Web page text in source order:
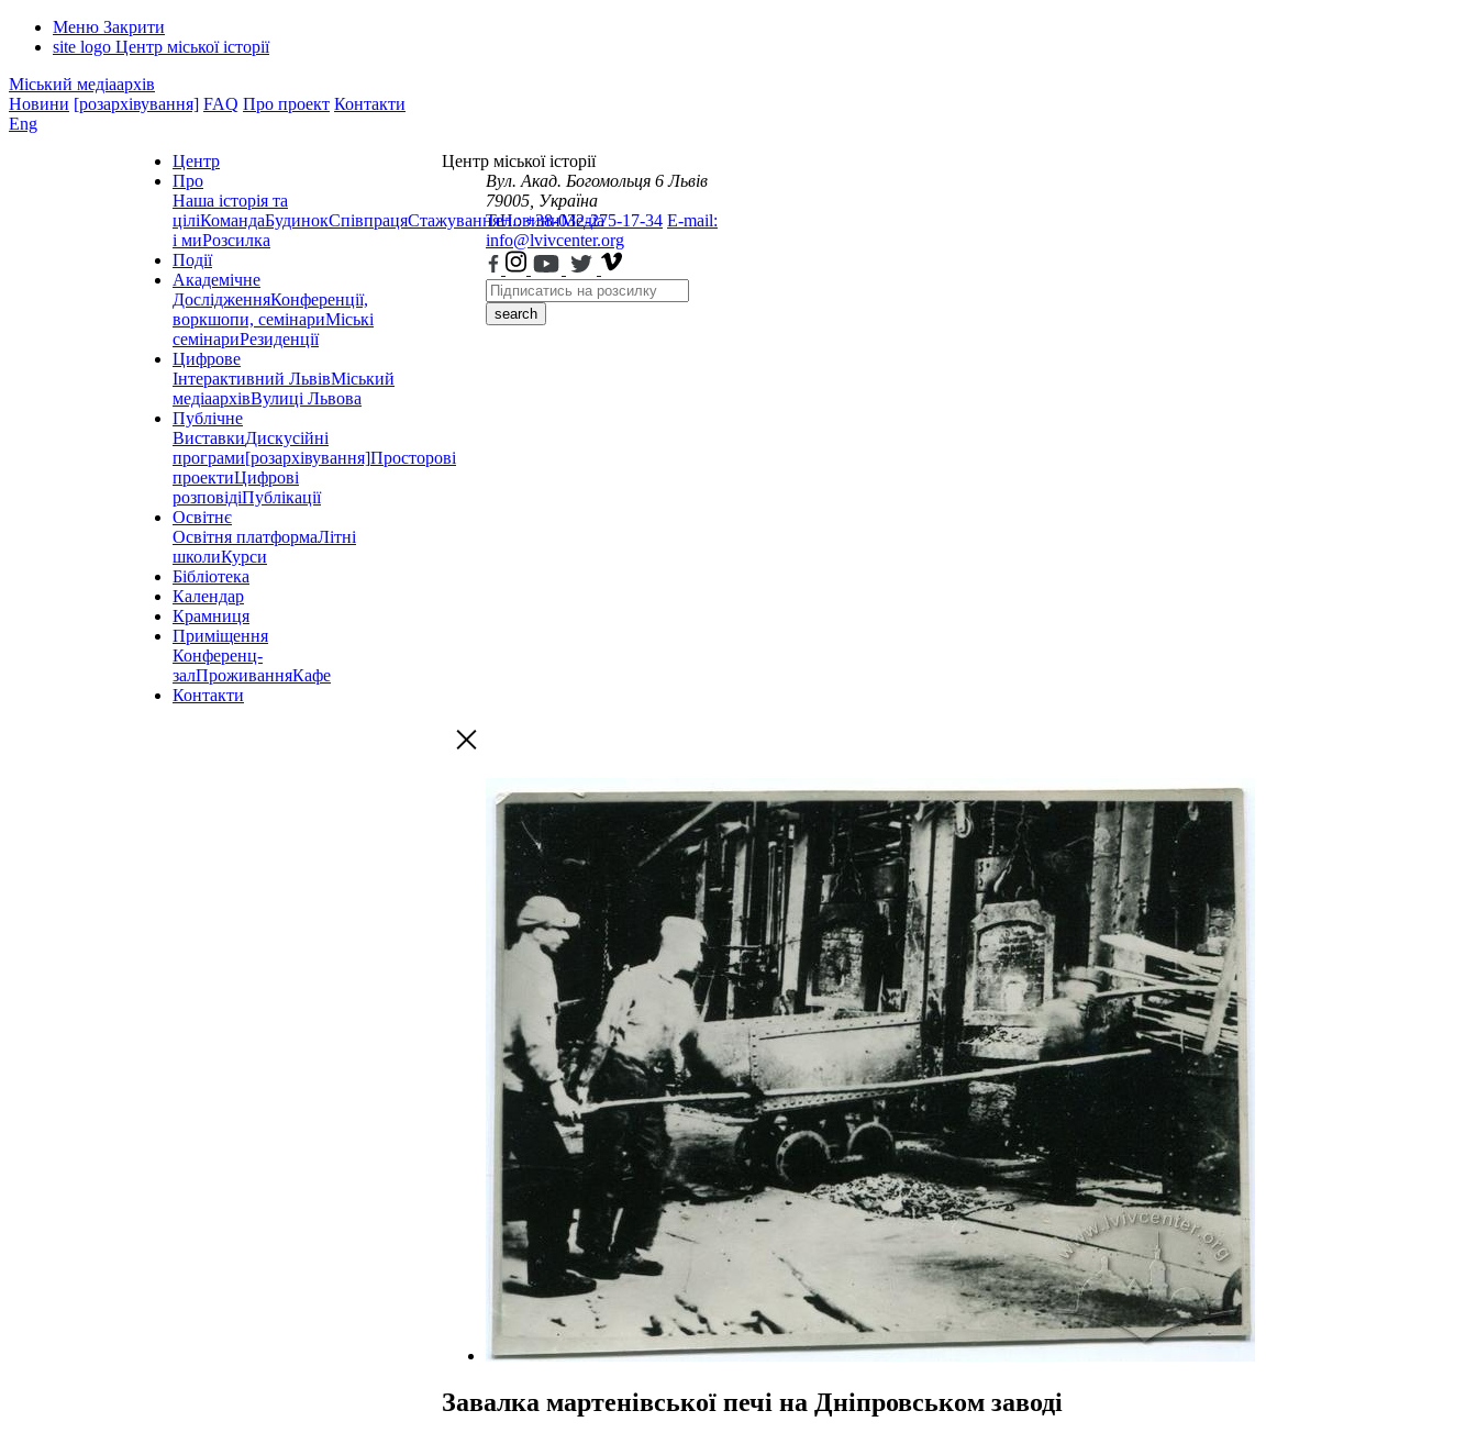
Меню Закрити
site logo Центр міської історії
Міський медіаархів
Новини [розархівування] FAQ Про проект Контакти
Eng
Центр
Про
Наша історія та
ціліКомандаБудинокСпівпрацяСтажуванняНовиниМедіа
і миРозсилка
Події
Академічне
ДослідженняКонференції,
воркшопи, семінариМіські
семінариРезиденції
Цифрове
Інтерактивний ЛьвівМіський
медіаархівВулиці Львова
Публічне
ВиставкиДискусійні
програми[розархівування]Просторові
проектиЦифрові
розповідіПублікації
Освітнє
Освітня платформаЛітні
школиКурси
Бібліотека
Календар
Крамниця
Приміщення
Конференц-
залПроживанняКафе
Контакти
Центр міської історії
Вул. Акад. Богомольця 6 Львів
79005, Україна
Тел.: +38-032-275-17-34 E-mail:
info@lvivcenter.org
search
Завалка мартенівської печі на Дніпровськом заводі